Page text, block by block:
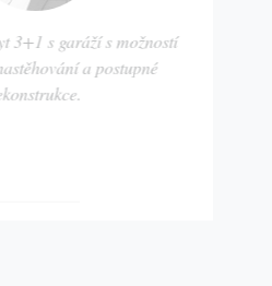
3+1 s garáží s možností
a postupné